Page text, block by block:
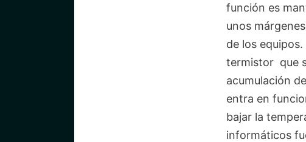
función es
unos
de los
termistor que
acumulación
entra en
bajar la
informáticos